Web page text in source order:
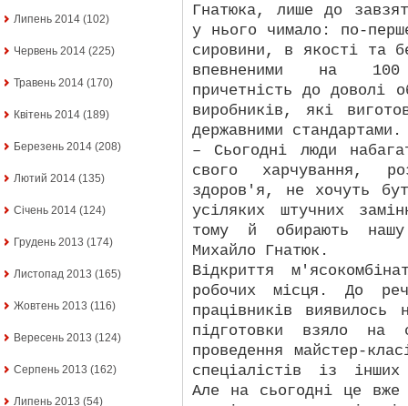
Липень 2014 (102)
Червень 2014 (225)
Травень 2014 (170)
Квітень 2014 (189)
Березень 2014 (208)
Лютий 2014 (135)
Січень 2014 (124)
Грудень 2013 (174)
Листопад 2013 (165)
Жовтень 2013 (116)
Вересень 2013 (124)
Серпень 2013 (162)
Липень 2013 (54)
Гнатюка, лише до
у нього чимало: по-
сировини, в якості та
впевненими на
причетність до доволі
виробників, які
державними стандартами.
– Сьогодні люди
свого харчування,
здоров'я, не хочуть
усіляких штучних
тому й обирають
Михайло Гнатюк.
Відкриття
робочих місця. До
працівників
підготовки взяло на
проведення майстер-
спеціалістів із
Але на сьогодні це вже